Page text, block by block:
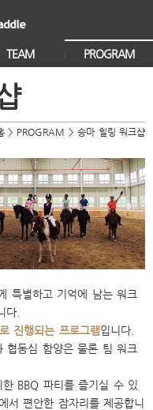
TEAM PROGRAM
> PROGRAM >승마 힐링 워크샵
특별하고 기억에 남는 워크
다.
진행되는 프로그램입니다.
협동심 함양은 물론 팀 워크
BBQ 파티를 즐기실 수 있
서 편안한 잠자리를 제공합니